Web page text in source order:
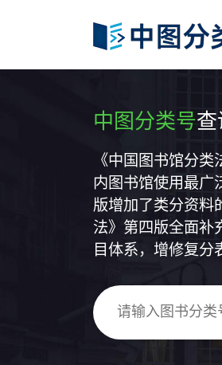
中图分类号查
《中国图书馆分
内图书馆使用最广
版增加了类分资料
法》第四版全面补
目体系，增修复分